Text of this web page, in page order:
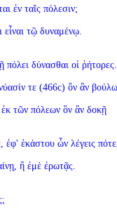
ἐν ταῖς πόλεσιν;
εἶναι τῷ δυναμένῳ.
πόλει δύνασθαι οἱ ῥήτορες.
τε (466c) ὃν ἂν
ἐκ τῶν πόλεων ὃν ἂν δοκῇ
ἑκάστου ὧν λέγεις
ἢ ἐμὲ ἐρωτᾷς.